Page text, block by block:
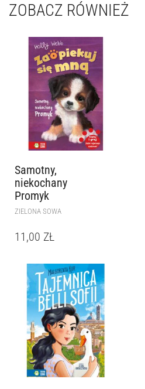
ZOBACZ RÓWNIEŻ
Samotny,
niekochany
Promyk
ZIELONA SOWA
11,00 ZŁ